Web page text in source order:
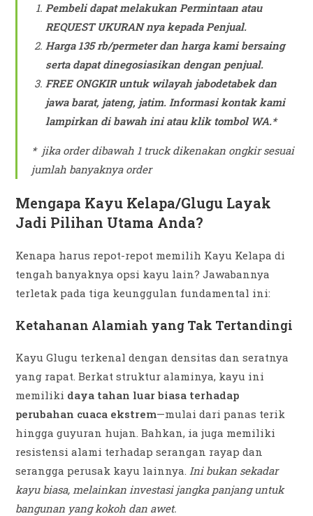
Pembeli dapat melakukan Permintaan atau
REQUEST UKURAN nya kepada Penjual.
Harga 135 rb/permeter dan harga kami bersaing
serta dapat dinegosiasikan dengan penjual.
FREE ONGKIR untuk wilayah jabodetabek dan
jawa barat, jateng, jatim.Informasi kontak kami
lampirkan di bawah ini atau klik tombol WA.*
* jika order dibawah 1 truck dikenakan ongkir sesuai
jumlah banyaknya order
Mengapa Kayu Kelapa/Glugu Layak
Jadi Pilihan Utama Anda?
Kenapa harus repot-repot memilih Kayu Kelapa di
tengah banyaknya opsi kayu lain? Jawabannya
terletak pada tiga keunggulan fundamental ini:
Ketahanan Alamiah yang Tak Tertandingi
Kayu Glugu terkenal dengan densitas dan seratnya
yang rapat. Berkat struktur alaminya, kayu ini
memiliki daya tahan luar biasa terhadap
perubahan cuaca ekstrem—mulai dari panas terik
hingga guyuran hujan. Bahkan, ia juga memiliki
resistensi alami terhadap serangan rayap dan
serangga perusak kayu lainnya.Ini bukan sekadar
kayu biasa, melainkan investasi jangka panjang untuk
bangunan yang kokoh dan awet.